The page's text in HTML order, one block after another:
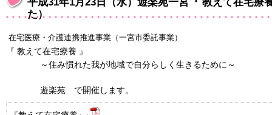
た）
在宅医療・介護連携推進事業（一宮市委託事業）
『 教えて在宅療養 』
～住み慣れた我が地域で自分らしく生きるために～
遊楽苑 で開催します。